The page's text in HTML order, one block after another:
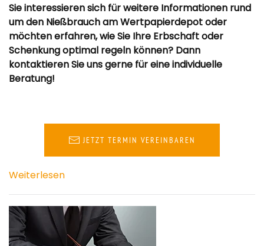
Sie interessieren sich für weitere Informationen rund
um den Nießbrauch am Wertpapierdepot oder
möchten erfahren, wie Sie Ihre Erbschaft oder
Schenkung optimal regeln können? Dann
kontaktieren Sie uns gerne für eine individuelle
Beratung!
JETZT TERMIN VEREINBAREN
Weiterlesen